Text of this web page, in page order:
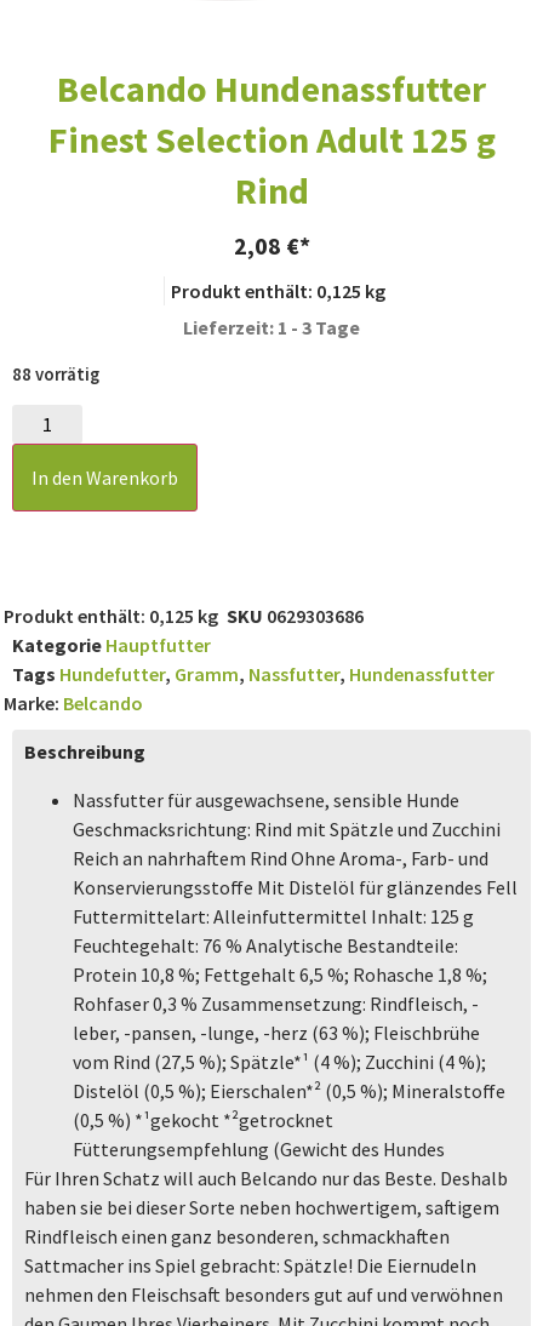
Belcando Hundenassfutter
Finest Selection Adult 125 g
Rind
2,08 €
Produkt enthält: 0,125 kg
Lieferzeit: 1 - 3 Tage
88 vorrätig
In den Warenkorb
Produkt enthält: 0,125 kg SKU 0629303686
Kategorie Hauptfutter
Tags Hundefutter, Gramm, Nassfutter, Hundenassfutter
Marke: Belcando
Beschreibung
Nassfutter für ausgewachsene, sensible Hunde
Geschmacksrichtung: Rind mit Spätzle und Zucchini
Reich an nahrhaftem Rind Ohne Aroma-, Farb- und
Konservierungsstoffe Mit Distelöl für glänzendes Fell
Futtermittelart: Alleinfuttermittel Inhalt: 125 g
Feuchtegehalt: 76 % Analytische Bestandteile:
Protein 10,8 %; Fettgehalt 6,5 %; Rohasche 1,8 %;
Rohfaser 0,3 % Zusammensetzung: Rindfleisch, -
leber, -pansen, -lunge, -herz (63 %); Fleischbrühe
vom Rind (27,5 %); Spätzle*¹ (4 %); Zucchini (4 %);
Distelöl (0,5 %); Eierschalen*² (0,5 %); Mineralstoffe
(0,5 %) *¹gekocht *²getrocknet
Fütterungsempfehlung (Gewicht des Hundes
Für Ihren Schatz will auch Belcando nur das Beste. Deshalb
haben sie bei dieser Sorte neben hochwertigem, saftigem
Rindfleisch einen ganz besonderen, schmackhaften
Sattmacher ins Spiel gebracht: Spätzle! Die Eiernudeln
nehmen den Fleischsaft besonders gut auf und verwöhnen